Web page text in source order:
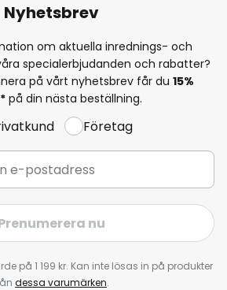
Nyhetsbrev
om aktuella inrednings- och
specialerbjudanden och rabatter?
på vårt nyhetsbrev får du 15%
på din nästa beställning.
Företag
nu
på 1 199 kr. Kan inte lösas in på produkter
dessa varumärken.